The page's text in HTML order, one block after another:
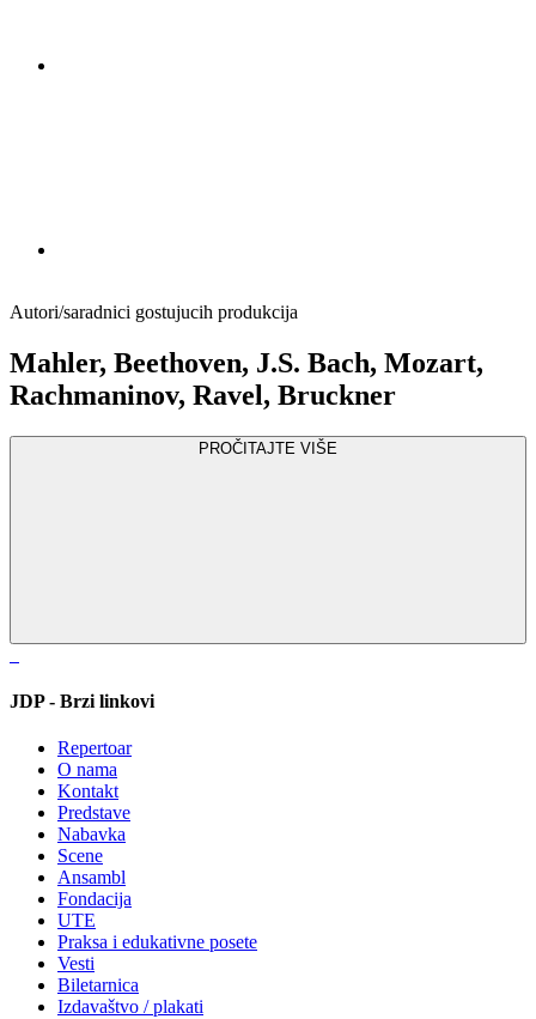
Autori/saradnici gostujucih produkcija
Mahler, Beethoven, J.S. Bach, Mozart,
Rachmaninov, Ravel, Bruckner
PROČITAJTE VIŠE
JDP - Brzi linkovi
Repertoar
O nama
Kontakt
Predstave
Nabavka
Scene
Ansambl
Fondacija
UTE
Praksa i edukativne posete
Vesti
Biletarnica
Izdavaštvo / plakati